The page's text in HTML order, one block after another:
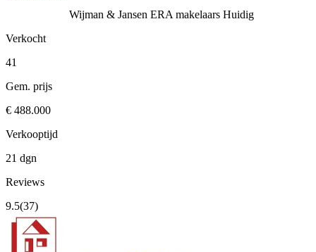
Wijman & Jansen ERA makelaars Huidig
Verkocht
41
Gem. prijs
€ 488.000
Verkooptijd
21 dgn
Reviews
9.5(37)